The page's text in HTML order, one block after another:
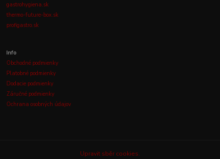
gastrohygiena.sk
thermo-future-box.sk
profigastro.sk
Info
Obchodné podmienky
Platobné podmienky
Dodacie podmienky
Záručné podmienky
Ochrana osobných údajov
Upravit sběr cookies.